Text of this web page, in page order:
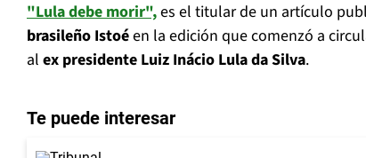
"Lula debe morir",es el titular de un artículo
brasileño Istoéen la edición que comenzó a
al ex presidente Luiz Inácio Lula da Silva.
Te puede interesar